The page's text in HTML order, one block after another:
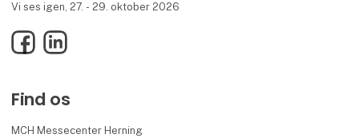
Vi ses igen, 27. - 29. oktober 2026
FacebookLinkedIn
Find os
MCH Messecenter Herning